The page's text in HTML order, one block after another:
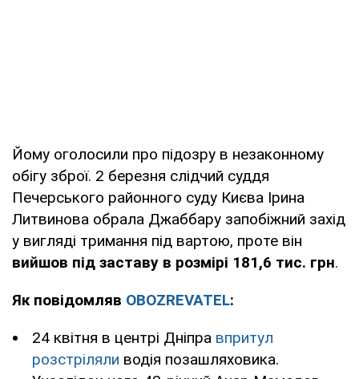
Йому оголосили про підозру в незаконному
обігу зброї. 2 березня слідчий суддя
Печерського районного суду Києва Ірина
Литвинова обрала Джаббару запобіжний захід
у вигляді тримання під вартою, проте він
вийшов під заставу в розмірі 181,6 тис. грн.
Як повідомляв OBOZREVATEL:
24 квітня в центрі Дніпра впритул
розстріляли водія позашляховика.